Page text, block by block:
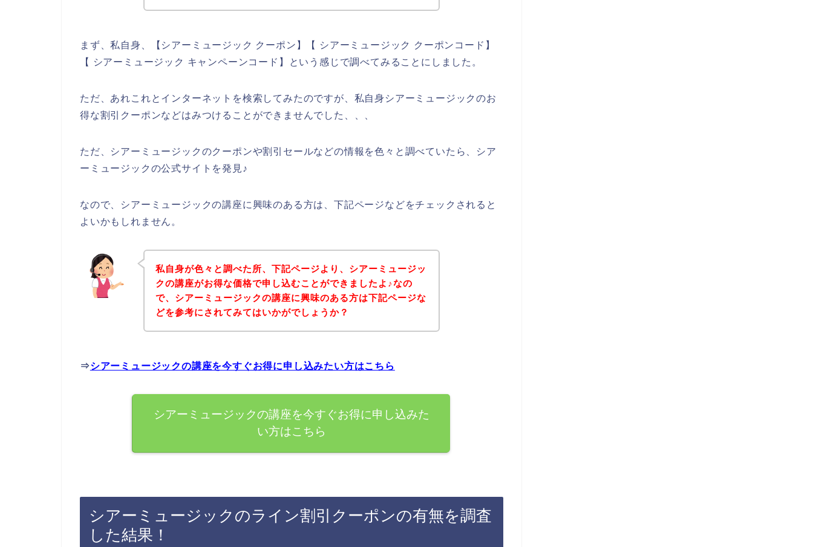
まず、私自身、【シアーミュージック クーポン】【 シアーミュージック クーポンコード】
【 シアーミュージック キャンペーンコード】という感じで調べてみることにしました。
ただ、あれこれとインターネットを検索してみたのですが、私自身シアーミュージックのお
得な割引クーポンなどはみつけることができませんでした、、、
ただ、シアーミュージックのクーポンや割引セールなどの情報を色々と調べていたら、シア
ーミュージックの公式サイトを発見♪
なので、シアーミュージックの講座に興味のある方は、下記ページなどをチェックされると
よいかもしれません。
私自身が色々と調べた所、下記ページより、シアーミュージッ
クの講座がお得な価格で申し込むことができましたよ♪なの
で、シアーミュージックの講座に興味のある方は下記ページな
どを参考にされてみてはいかがでしょうか？
⇒シアーミュージックの講座を今すぐお得に申し込みたい方はこちら
シアーミュージックの講座を今すぐお得に申し込みた
い方はこちら
シアーミュージックのライン割引クーポンの有無を調査
した結果！